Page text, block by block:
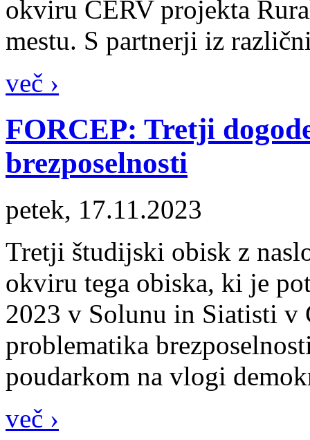
okviru CERV projekta
mestu. S partnerji iz
več ›
FORCEP: Tretji
brezposelnosti
petek, 17.11.2023
Tretji študijski obisk z
okviru tega obiska, ki je
2023 v Solunu in Siatisti
problematika
poudarkom na vlogi
več ›